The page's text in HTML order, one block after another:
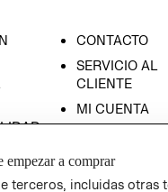
CONTACTO
SERVICIO AL
CLIENTE
MI CUENTA
empezar a comprar
terceros, incluidas otras